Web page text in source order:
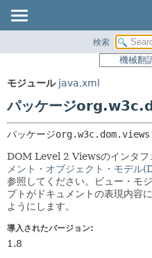
パッケージ
クラス
使用
ツリー
プレビュー
新規
検索
機械翻
モジュール java.xml
パッケージ
パッケージorg.w3c.dom.views
DOM Level 2 Viewsのインタフ
メント・オブジェクト・モデル
参照してください。ビュー・モ
プトがドキュメントの表現内容
ようにします。
導入されたバージョン:
1.8